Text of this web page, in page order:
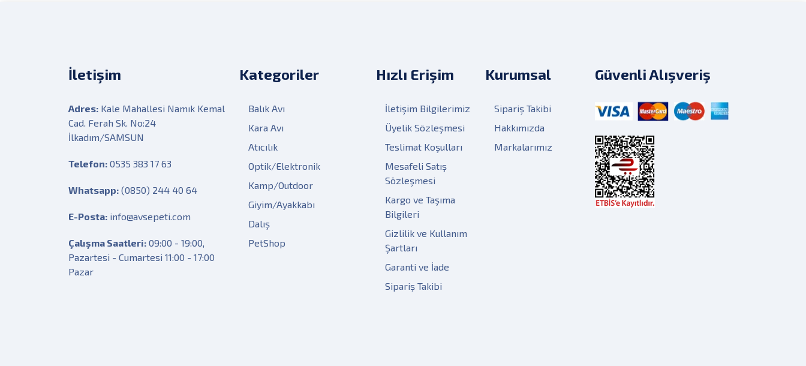
İletişim
Adres: Kale Mahallesi Namık Kemal
Cad. Ferah Sk. No:24
İlkadım/SAMSUN
Telefon: 0535 383 17 63
Whatsapp: (0850) 244 40 64
E-Posta: info@avsepeti.com
Çalışma Saatleri: 09:00 - 19:00,
Pazartesi - Cumartesi 11:00 - 17:00
Pazar
Kategoriler
Balık Avı
Kara Avı
Atıcılık
Optik/Elektronik
Kamp/Outdoor
Giyim/Ayakkabı
Dalış
PetShop
Hızlı Erişim
İletişim Bilgilerimiz
Üyelik Sözleşmesi
Teslimat Koşulları
Mesafeli Satış
Sözleşmesi
Kargo ve Taşıma
Bilgileri
Gizlilik ve Kullanım
Şartları
Garanti ve İade
Sipariş Takibi
Kurumsal
Sipariş Takibi
Hakkımızda
Markalarımız
Güvenli Alışveriş